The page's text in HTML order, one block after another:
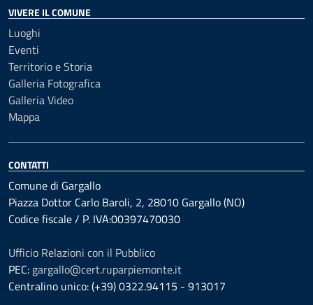
VIVERE IL COMUNE
Luoghi
Eventi
Territorio e Storia
Galleria Fotografica
Galleria Video
Mappa
CONTATTI
Comune di Gargallo
Piazza Dottor Carlo Baroli, 2, 28010 Gargallo (NO)
Codice fiscale / P. IVA:00397470030
Ufficio Relazioni con il Pubblico
PEC: gargallo@cert.ruparpiemonte.it
Centralino unico: (+39) 0322.94115 - 913017